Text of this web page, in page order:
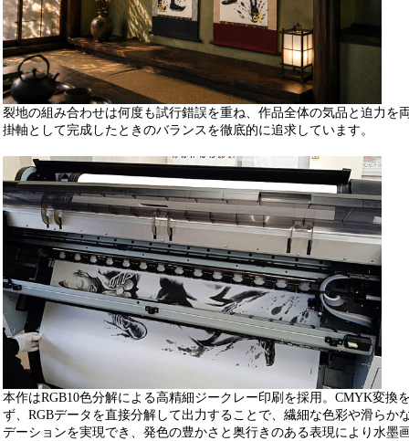
裂地の組み合わせは何度も試行錯誤を重ね、作品全体の気品と迫力を
掛軸として完成したときのバランスを徹底的に追求しています。
本作はRGB10色分解による高精細ジークレー印刷を採用。CMYK変換
ず、RGBデータを直接分解して出力することで、繊細な色彩や滑らか
デーションを実現でき、発色の豊かさと奥行きのある表現により水墨